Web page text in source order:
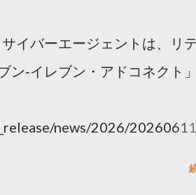
イバーエージェントは、リ
ン‐イレブン・アドコネクト
news/2026/